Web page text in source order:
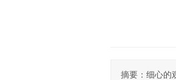
摘要：细心的